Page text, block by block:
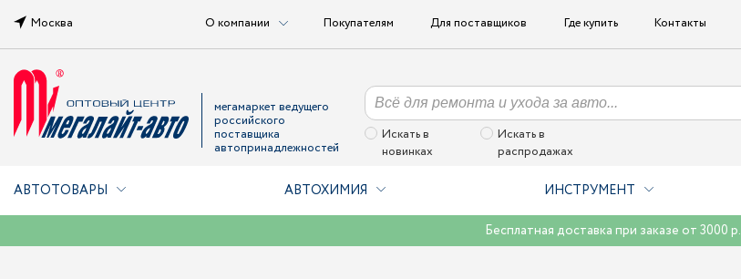
Москва О компании Покупателям Для поставщиков Где купить Контакты
мегамаркет ведущего
российского
поставщика
автопринадлежностей
Искать в
новинках
Искать в
распродажах
АВТОТОВАРЫ АВТОХИМИЯ ИНСТРУМЕНТ
Бесплатная доставка при заказе от 3000 р.